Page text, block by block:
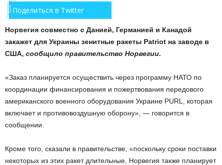
Поделиться в Twitter
Норвегия совместно с Данией, Германией и Канадой
закажет для Украины зенитные ракеты Patriot на заводе в
США, сообщило правительство Норвегии.
«Заказ планируется осуществить через программу НАТО по
координации финансирования и пожертвования передового
американского военного оборудования Украине PURL, которая
включает и противовоздушную оборону», — говорится в
сообщении.
Кроме того, сказали в правительстве, «поскольку сроки поставки
некоторых из этих ракет длительные, Норвегия также планирует